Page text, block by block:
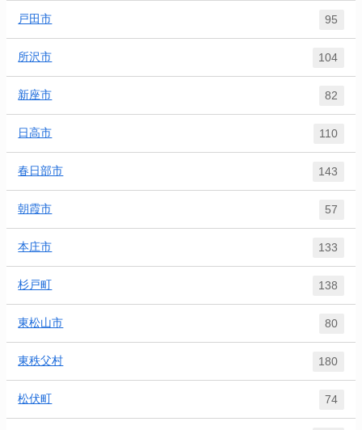
戸田市 95
所沢市 104
新座市 82
日高市 110
春日部市 143
朝霞市 57
本庄市 133
杉戸町 138
東松山市 80
東秩父村 180
松伏町 74